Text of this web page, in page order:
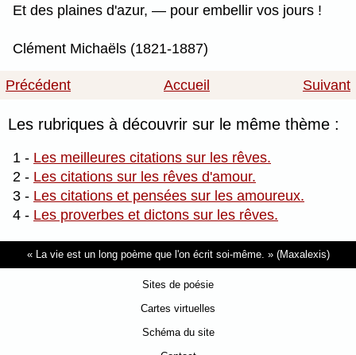
Et des plaines d'azur, — pour embellir vos jours !
Clément Michaëls (1821-1887)
Précédent Accueil Suivant
Les rubriques à découvrir sur le même thème :
1 - Les meilleures citations sur les rêves.
2 - Les citations sur les rêves d'amour.
3 - Les citations et pensées sur les amoureux.
4 - Les proverbes et dictons sur les rêves.
La vie est un long poème que l'on écrit soi-même. (Maxalexis)
Sites de poésie
Cartes virtuelles
Schéma du site